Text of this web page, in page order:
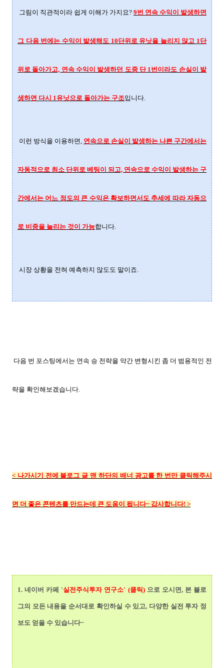
그림이 직관적이라 쉽게 이해가 가지요? 9번 연속 수익이 발생하면
그 다음 번에는 수익이 발생해도 10단위로 유닛을 늘리지 않고 1단
위로 돌아가고, 연속 수익이 발생하던 도중 단 1번이라도 손실이 발
생하면 다시 1유닛으로 돌아가는 구조입니다.
이런 방식을 이용하면, 연속으로 손실이 발생하는 나쁜 구간에서는
자동적으로 최소 단위로 베팅이 되고, 연속으로 수익이 발생하는 구
간에서는 어느 정도의 큰 수익은 확보하면서도 추세에 따라 자동으
로 비중을 늘리는 것이 가능합니다.
시장 상황을 전혀 예측하지 않도도 말이죠.
다음 번 포스팅에서는 연속 승 전략을 약간 변형시킨 좀 더 범용적인 전
략을 확인해보겠습니다.
< 나가시기 전에 블로그 글 맨 하단의 배너 광고를 한 번만 클릭해주시
면 더 좋은 콘텐츠를 만드는데 큰 도움이 됩니다~ 감사합니다! >
1. 네이버 카페 '실전주식투자 연구소' (클릭)으로 오시면, 본 블로
그의 모든 내용을 순서대로 확인하실 수 있고, 다양한 실전 투자 정
보도 얻을 수 있습니다~